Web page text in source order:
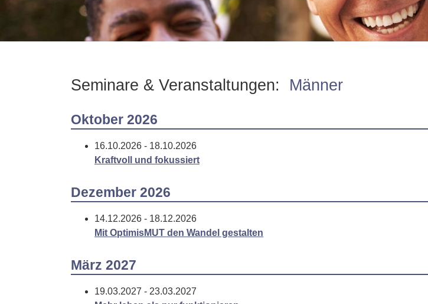
Seminare & Veranstaltungen: Männer
Oktober 2026
16.10.2026 - 18.10.2026
Kraftvoll und fokussiert
Dezember 2026
14.12.2026 - 18.12.2026
Mit OptimisMUT den Wandel gestalten
März 2027
19.03.2027 - 23.03.2027